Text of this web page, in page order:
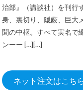
治部』（講談社）を刊行
身、裏切り、隠蔽、巨大
聞の中枢。すべて実名で
ンーー […][…]
ネット注文はこち